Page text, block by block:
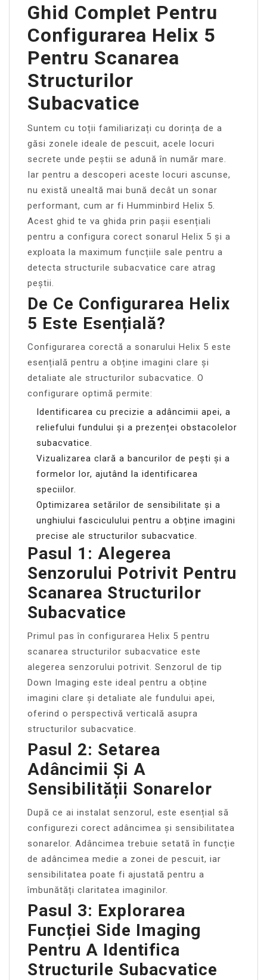
Ghid Complet Pentru
Configurarea Helix 5
Pentru Scanarea
Structurilor
Subacvatice
Suntem cu toții familiarizați cu dorința de a
găsi zonele ideale de pescuit, acele locuri
secrete unde peștii se adună în număr mare.
Iar pentru a descoperi aceste locuri ascunse,
nu există unealtă mai bună decât un sonar
performant, cum ar fi Humminbird Helix 5.
Acest ghid te va ghida prin pașii esențiali
pentru a configura corect sonarul Helix 5 și a
exploata la maximum funcțiile sale pentru a
detecta structurile subacvatice care atrag
peștii.
De Ce Configurarea Helix
5 Este Esențială?
Configurarea corectă a sonarului Helix 5 este
esențială pentru a obține imagini clare și
detaliate ale structurilor subacvatice. O
configurare optimă permite:
Identificarea cu precizie a adâncimii apei, a
reliefului fundului și a prezenței obstacolelor
subacvatice.
Vizualizarea clară a bancurilor de pești și a
formelor lor, ajutând la identificarea
speciilor.
Optimizarea setărilor de sensibilitate și a
unghiului fasciculului pentru a obține imagini
precise ale structurilor subacvatice.
Pasul 1: Alegerea
Senzorului Potrivit Pentru
Scanarea Structurilor
Subacvatice
Primul pas în configurarea Helix 5 pentru
scanarea structurilor subacvatice este
alegerea senzorului potrivit. Senzorul de tip
Down Imaging este ideal pentru a obține
imagini clare și detaliate ale fundului apei,
oferind o perspectivă verticală asupra
structurilor subacvatice.
Pasul 2: Setarea
Adâncimii Și A
Sensibilității Sonarelor
După ce ai instalat senzorul, este esențial să
configurezi corect adâncimea și sensibilitatea
sonarelor. Adâncimea trebuie setată în funcție
de adâncimea medie a zonei de pescuit, iar
sensibilitatea poate fi ajustată pentru a
îmbunătăți claritatea imaginilor.
Pasul 3: Explorarea
Funcției Side Imaging
Pentru A Identifica
Structurile Subacvatice